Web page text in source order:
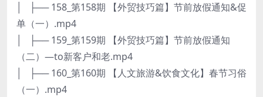
│ ├── 158_第158期 【外贸技巧篇】节前放假通知&促
单（一）.mp4
│ ├── 159_第159期 【外贸技巧篇】节前放假通知
（二）—to新客户和老.mp4
│ ├── 160_第160期 【人文旅游&饮食文化】春节习俗
（一）.mp4